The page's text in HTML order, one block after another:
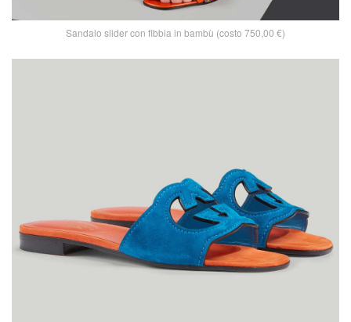
Sandalo slider con fibbia in bambù (costo 750,00 €)